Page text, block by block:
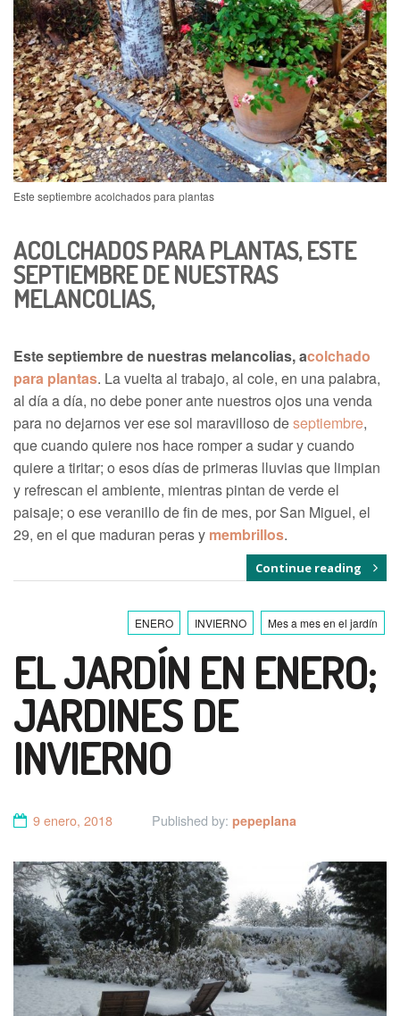
Este septiembre acolchados para plantas
ACOLCHADOS PARA PLANTAS, ESTE
SEPTIEMBRE DE NUESTRAS
MELANCOLIAS,
Este septiembre de nuestras melancolias, acolchado
para plantas. La vuelta al trabajo, al cole, en una palabra,
al día a día, no debe poner ante nuestros ojos una venda
para no dejarnos ver ese sol maravilloso deseptiembre,
que cuando quiere nos hace romper a sudar y cuando
quiere a tiritar; o esos días de primeras lluvias que limpian
y refrescan el ambiente, mientras pintan de verde el
paisaje; o ese veranillo de fin de mes, por San Miguel, el
29, en el que maduran peras y membrillos.
Continue reading
ENERO INVIERNO Mes a mes en el jardín
EL JARDÍN EN ENERO;
JARDINES DE
INVIERNO
9 enero, 2018 Published by: pepeplana